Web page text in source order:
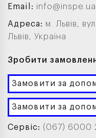
Email: info@inspe.ua
Адреса: м. Львів,
Львів, Україна
Зробити
Замовити за
Замовити за
Сервіс: (067) 6000